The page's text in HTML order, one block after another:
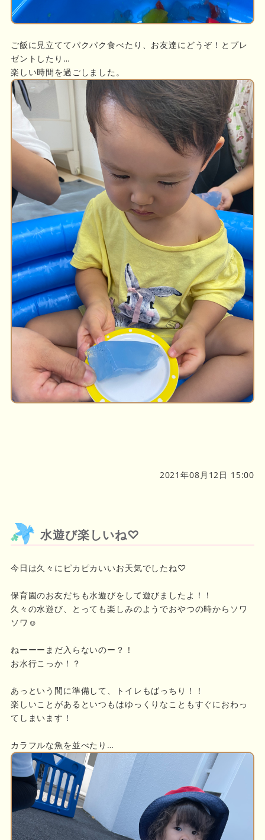
ご飯に見立ててパクパク食べたり、お友達にどうぞ！とプレ
ゼントしたり…
楽しい時間を過ごしました。
2021年08月12日 15:00
水遊び楽しいね♡
今日は久々にピカピカいいお天気でしたね♡
保育園のお友だちも水遊びをして遊びましたよ！！
久々の水遊び、とっても楽しみのようでおやつの時からソワ
ソワ☺️
ねーーーまだ入らないのー？！
お水行こっか！？
あっという間に準備して、トイレもばっちり！！
楽しいことがあるといつもはゆっくりなこともすぐにおわっ
てしまいます！
カラフルな魚を並べたり…